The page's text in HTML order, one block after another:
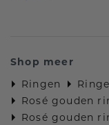
Shop meer
Ringen
Rosé gouden
Rosé gouden